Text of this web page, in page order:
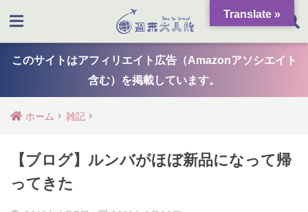
このサイトはアフィリエイト広告（Amazonアソシエイト
含む）を掲載しています。
ホーム 雑記
【ブログ】ルンバがほぼ新品になって帰
ってきた
Translate »